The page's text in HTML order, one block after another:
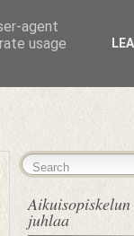
juhlaa
agent
usage